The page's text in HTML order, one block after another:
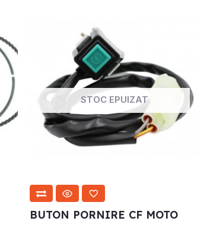
STOC EPUIZAT
BUTON PORNIRE CF MOTO